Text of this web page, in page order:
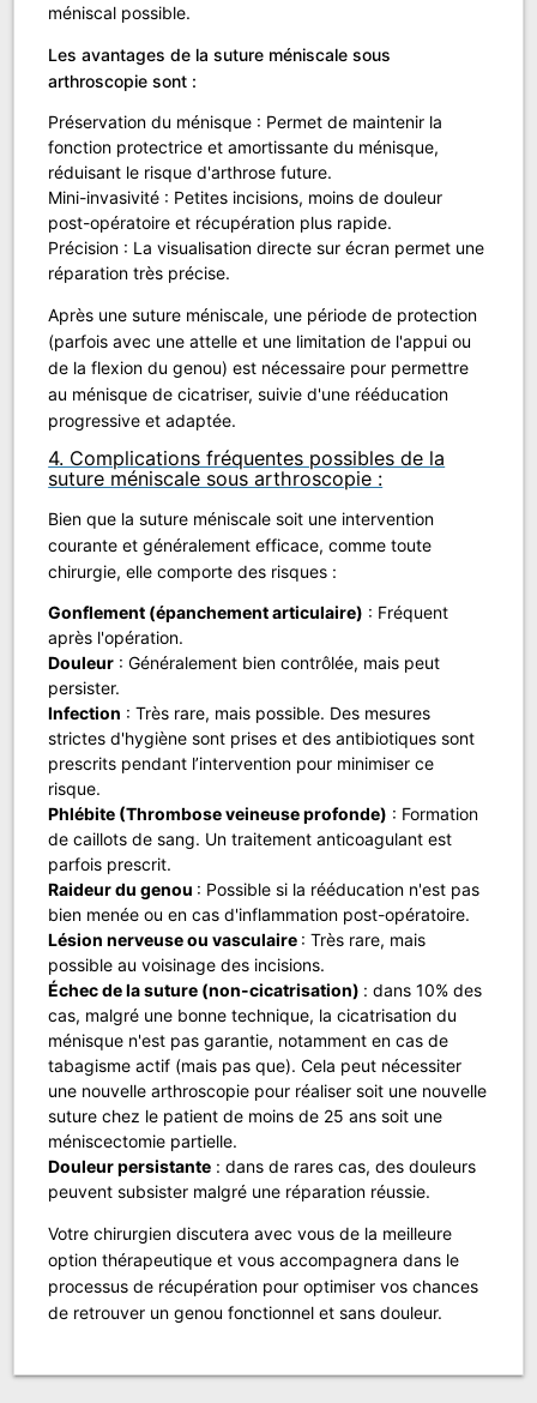
méniscal possible.
Les avantages de la suture méniscale sous
arthroscopie sont :
Préservation du ménisque : Permet de maintenir la
fonction protectrice et amortissante du ménisque,
réduisant le risque d'arthrose future.
Mini-invasivité : Petites incisions, moins de douleur
post-opératoire et récupération plus rapide.
Précision : La visualisation directe sur écran permet une
réparation très précise.
Après une suture méniscale, une période de protection
(parfois avec une attelle et une limitation de l'appui ou
de la flexion du genou) est nécessaire pour permettre
au ménisque de cicatriser, suivie d'une rééducation
progressive et adaptée.
4. Complications fréquentes possibles de la
suture méniscale sous arthroscopie :
Bien que la suture méniscale soit une intervention
courante et généralement efficace, comme toute
chirurgie, elle comporte des risques :
Gonflement (épanchement articulaire) : Fréquent
après l'opération.
Douleur : Généralement bien contrôlée, mais peut
persister.
Infection : Très rare, mais possible. Des mesures
strictes d'hygiène sont prises et des antibiotiques sont
prescrits pendant l’intervention pour minimiser ce
risque.
Phlébite (Thrombose veineuse profonde) : Formation
de caillots de sang. Un traitement anticoagulant est
parfois prescrit.
Raideur du genou : Possible si la rééducation n'est pas
bien menée ou en cas d'inflammation post-opératoire.
Lésion nerveuse ou vasculaire : Très rare, mais
possible au voisinage des incisions.
Échec de la suture (non-cicatrisation) : dans 10% des
cas, malgré une bonne technique, la cicatrisation du
ménisque n'est pas garantie, notamment en cas de
tabagisme actif (mais pas que). Cela peut nécessiter
une nouvelle arthroscopie pour réaliser soit une nouvelle
suture chez le patient de moins de 25 ans soit une
méniscectomie partielle.
Douleur persistante : dans de rares cas, des douleurs
peuvent subsister malgré une réparation réussie.
Votre chirurgien discutera avec vous de la meilleure
option thérapeutique et vous accompagnera dans le
processus de récupération pour optimiser vos chances
de retrouver un genou fonctionnel et sans douleur.